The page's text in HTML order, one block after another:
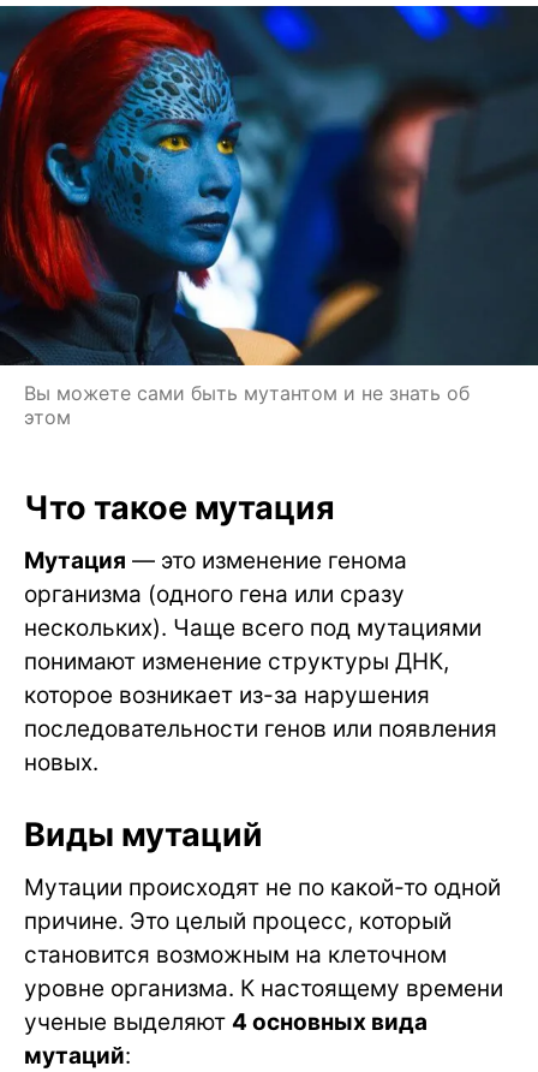
Вы можете сами быть мутантом и не знать об
этом
Что такое мутация
Мутация — это изменение генома
организма (одного гена или сразу
нескольких). Чаще всего под мутациями
понимают изменение структуры ДНК,
которое возникает из-за нарушения
последовательности генов или появления
новых.
Виды мутаций
Мутации происходят не по какой-то одной
причине. Это целый процесс, который
становится возможным на клеточном
уровне организма. К настоящему времени
ученые выделяют 4 основных вида
мутаций: